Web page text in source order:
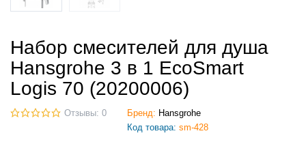
Набор смесителей для душа
Hansgrohe 3 в 1 EcoSmart
Logis 70 (20200006)
Отзывы: 0 Бренд: Hansgrohe
Код товара: sm-428